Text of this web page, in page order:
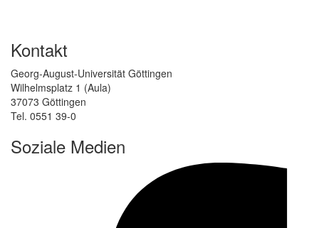
Kontakt
Georg-August-Universität Göttingen
Wilhelmsplatz 1 (Aula)
37073 Göttingen
Tel. 0551 39-0
Soziale Medien